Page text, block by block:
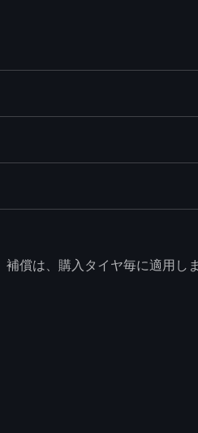
償は、購入タイヤ毎に適用しま